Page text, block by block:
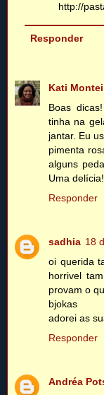
http://
Responder
Kati
Boas
tinha na
jantar. Eu
pimenta
alguns
Uma delícia!
Responder
sadhia 18
oi querida
horrivel
provam o
bjokas
adorei as
Responder
Andréa